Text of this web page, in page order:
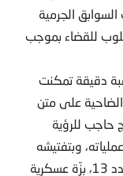
السوابق الجرمية
للقضاء بموجب
ومراقبة دقيقة تمكنت
على متن
حاجب للرؤية
وبتفتيشه
ضبط بحوزته:مسدس حربي، هاتف مسروق عدد 13، بزّة عسكرية